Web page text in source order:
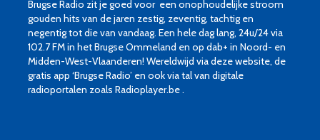
Brugse Radio zit je goed voor een onophoudelijke stroom
gouden hits van de jaren zestig, zeventig, tachtig en
negentig tot die van vandaag. Een hele dag lang, 24u/24 via
102.7 FM in het Brugse Ommeland en op dab+ in Noord- en
Midden-West-Vlaanderen! Wereldwijd via deze website, de
gratis app ‘Brugse Radio’ en ook via tal van digitale
radioportalen zoals Radioplayer.be .